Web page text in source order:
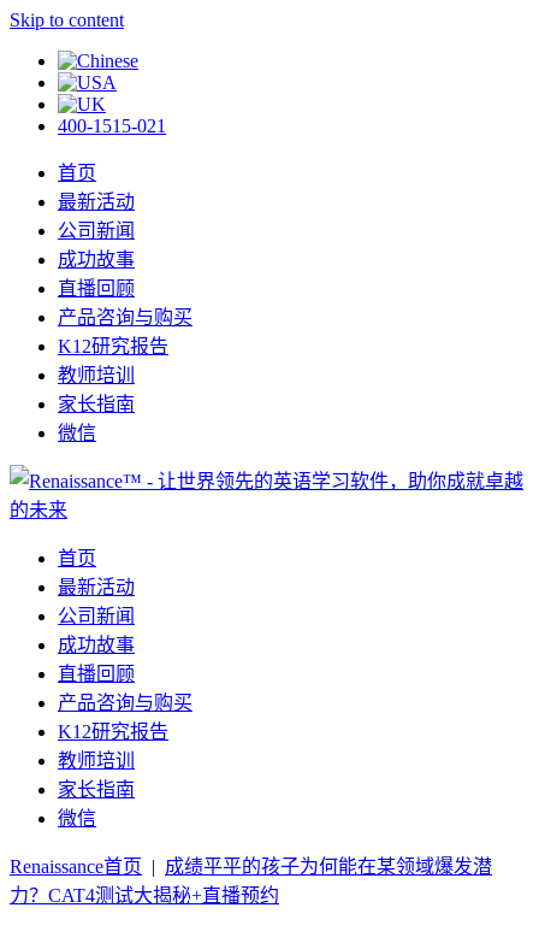
Skip to content
400-1515-021
首页
最新活动
公司新闻
成功故事
直播回顾
产品咨询与购买
K12研究报告
教师培训
家长指南
微信
首页
最新活动
公司新闻
成功故事
直播回顾
产品咨询与购买
K12研究报告
教师培训
家长指南
微信
Renaissance首页 | 成绩平平的孩子为何能在某领域爆发潜
力？CAT4测试大揭秘+直播预约